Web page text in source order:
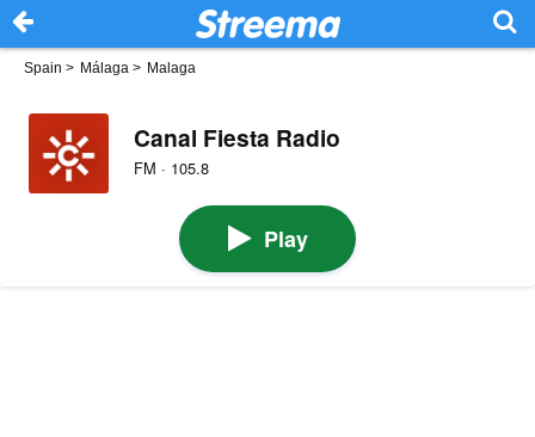
Spain > Málaga > Malaga
Canal Fiesta Radio
FM · 105.8
Play